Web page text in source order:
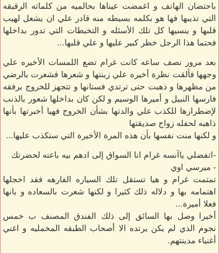
باحتضان الهاتف و اغمضت عيناها بحالميه من كلماته الرقيقه
التي تذيبها فها هو بكلمه بسيطه منه قادر علي ان يشعل لهيب
قلبها و ينسيها كل تلك الأسئله و التخبطات التي تدور بداخلها
فحتما هذا الرجل خطر كبير عليها و علي قلبها...
بعد مرور نصف ساعه كانت غرام تضع اللمسات الأخيره علي
وجهها فألقت نظرة أخيره علي زينتها و شعرها فشعرت بالرضي
من مظهرها و ذهبت حتى ترتدي فستانها و تتجهز للخروج برفقه
فارسها النبيل و أميرها الوسيم و لكن كان بداخلها شعور بالذنب
لإضطرارها للكذب علي والدتها بشأن الخروج فهيا أخبرتها بأنها
ذاهبه لحفله زواج صديقتها
و لكنها منت نفسها بأن هذه المرة الأخيرة التي ستكذب عليها...
-اتفضلي ياآنسه غرام انا السواق إلى ادهم بيه باعته لحضرتك
- ميرسي اوي
تمتمت غرام و هيا تستقل تلك السياره الفارهه فقد اخجلها
اهتمامه بها و دلاله ذلك كثيرا و لكنها شعرت بالسعاده و بانها
فعلا أميرة...
أخيرا وصل بها السائق إلى ذلك الفندق المصنف ب خمس
نجوم الذي لم يكن يرتده الا أصحاب الطبقه المخمليه و اغني
أغنياء مدينتهم.